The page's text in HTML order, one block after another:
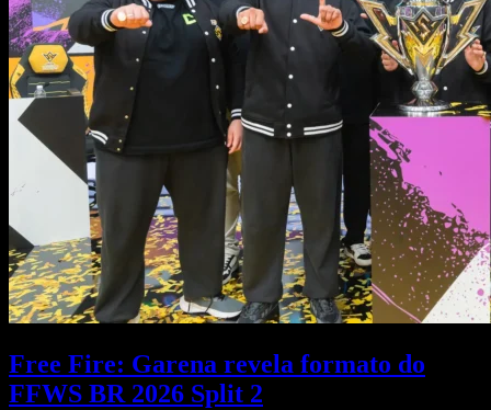
Free Fire: Garena revela formato do
FFWS BR 2026 Split 2